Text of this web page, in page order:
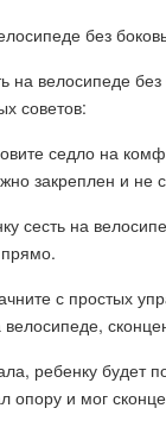
без
на велосипеде
советов:
седло на
закреплен и не
сесть на
с простых
велосипеде,
ребенку будет
опору и мог